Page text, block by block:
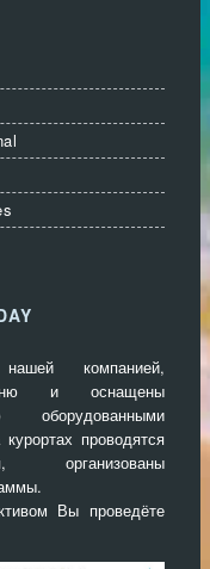
компанией,
и оснащены
проводятся
организованы
Вы проведёте